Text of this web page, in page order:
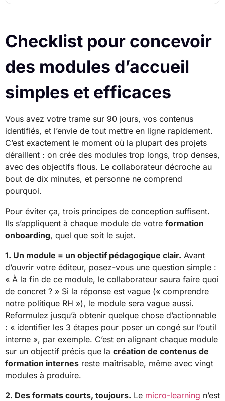
Checklist pour concevoir
des modules d’accueil
simples et efficaces
Vous avez votre trame sur 90 jours, vos contenus
identifiés, et l’envie de tout mettre en ligne rapidement.
C’est exactement le moment où la plupart des projets
déraillent : on crée des modules trop longs, trop denses,
avec des objectifs flous. Le collaborateur décroche au
bout de dix minutes, et personne ne comprend
pourquoi.
Pour éviter ça, trois principes de conception suffisent.
Ils s’appliquent à chaque module de votre formation
onboarding, quel que soit le sujet.
1. Un module = un objectif pédagogique clair. Avant
d’ouvrir votre éditeur, posez-vous une question simple :
« À la fin de ce module, le collaborateur saura faire quoi
de concret ? » Si la réponse est vague (« comprendre
notre politique RH »), le module sera vague aussi.
Reformulez jusqu’à obtenir quelque chose d’actionnable
: « identifier les 3 étapes pour poser un congé sur l’outil
interne », par exemple. C’est en alignant chaque module
sur un objectif précis que la création de contenus de
formation internes reste maîtrisable, même avec vingt
modules à produire.
2. Des formats courts, toujours. Le micro-learning n’est